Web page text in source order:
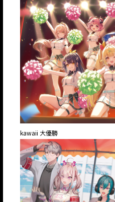
kawaii 大優勝